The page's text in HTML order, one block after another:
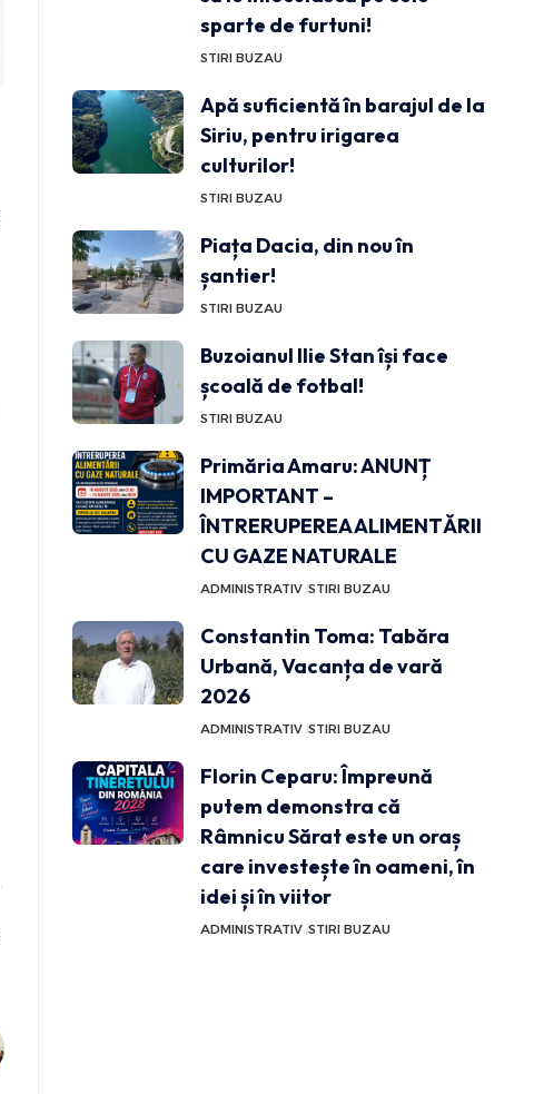
sparte de furtuni!
STIRI BUZAU
Apă suficientă în barajul de la
Siriu, pentru irigarea
culturilor!
STIRI BUZAU
Piața Dacia, din nou în
șantier!
STIRI BUZAU
Buzoianul Ilie Stan își face
școală de fotbal!
STIRI BUZAU
Primăria Amaru: ANUNȚ
IMPORTANT –
ÎNTRERUPEREA ALIMENTĂRII
CU GAZE NATURALE
ADMINISTRATIV STIRI BUZAU
Constantin Toma: Tabăra
Urbană, Vacanța de vară
2026
ADMINISTRATIV STIRI BUZAU
Florin Ceparu: Împreună
putem demonstra că
Râmnicu Sărat este un oraș
care investește în oameni, în
idei și în viitor
ADMINISTRATIV STIRI BUZAU